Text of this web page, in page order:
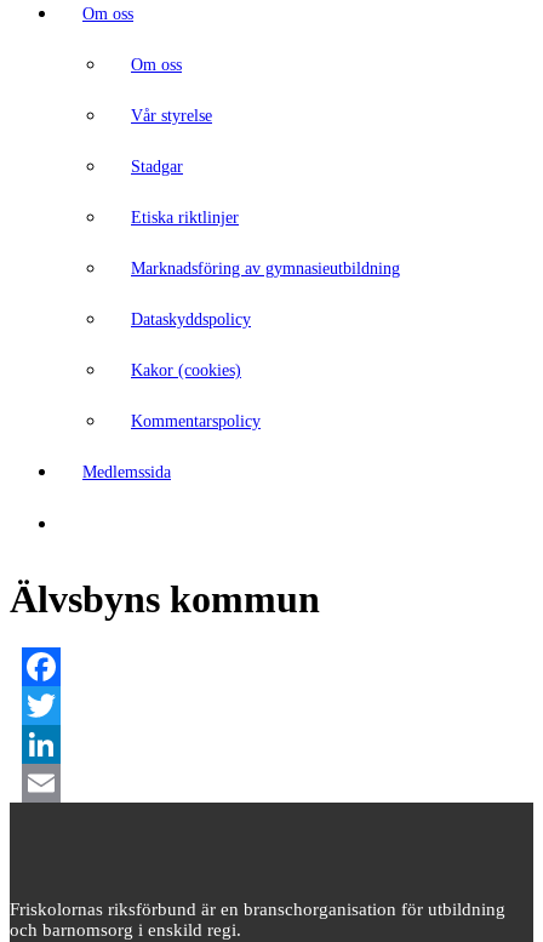
Om oss
Om oss
Vår styrelse
Stadgar
Etiska riktlinjer
Marknadsföring av gymnasieutbildning
Dataskyddspolicy
Kakor (cookies)
Kommentarspolicy
Medlemssida
Älvsbyns kommun
Facebook
Twitter
LinkedIn
Friskolornas riksförbund är en branschorganisation för utbildning
och barnomsorg i enskild regi.